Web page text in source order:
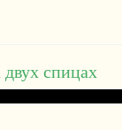
спицах